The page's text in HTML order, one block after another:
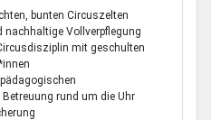
bunten Circuszelten
nachhaltige Vollverpflegung
mit geschulten
rund um die Uhr